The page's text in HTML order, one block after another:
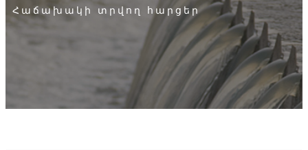
Հաճախակի տրվող հարցեր